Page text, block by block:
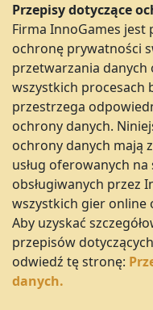
Przepisy dotyczące
Firma InnoGames jest
ochronę prywatności
przetwarzania
wszystkich procesach
przestrzega
ochrony danych.
ochrony danych mają
usług oferowanych
obsługiwanych przez
wszystkich gier online
Aby uzyskać
przepisów
odwiedź tę stronę:
danych.